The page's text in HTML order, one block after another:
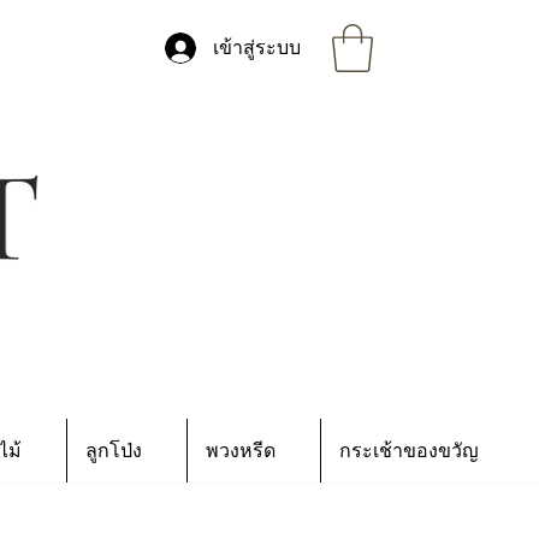
เข้าสู่ระบบ
ม้ ลูกโป่ง พวงหรีด กระเช้าของขวัญ